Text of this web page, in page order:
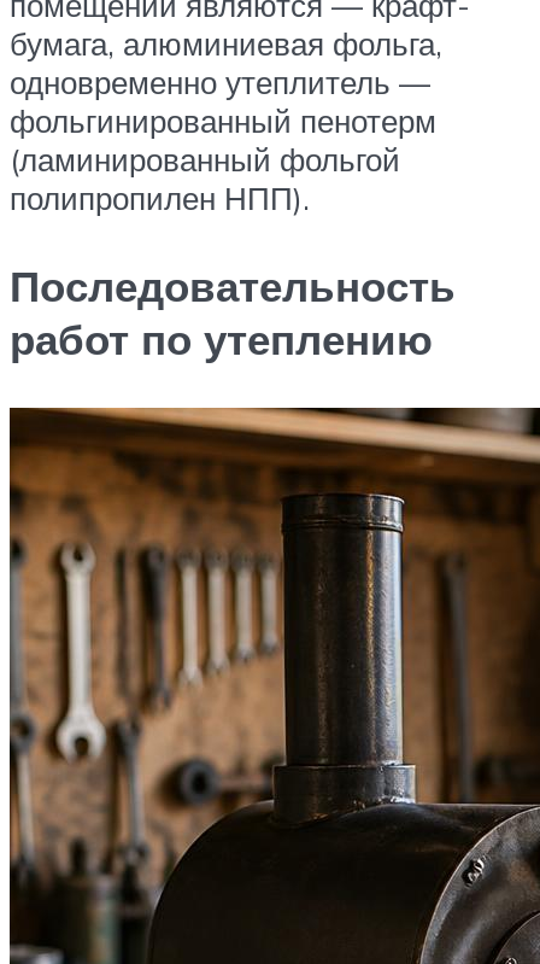
бумага, алюминиевая фольга,
одновременно утеплитель —
фольгинированный пенотерм
(ламинированный фольгой
полипропилен НПП).
Последовательность
работ по утеплению